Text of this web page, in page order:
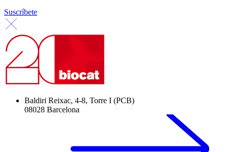
Suscríbete
Baldiri Reixac, 4-8, Torre I (PCB)
08028 Barcelona